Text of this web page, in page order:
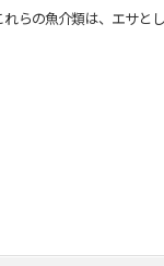
の魚介類は、エサと